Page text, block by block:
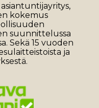
kokemus
suunnittelussa
Sekä 15 vuoden
ja